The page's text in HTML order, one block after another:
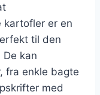
kartofler er en
til den
kan
fra enkle bagte
med